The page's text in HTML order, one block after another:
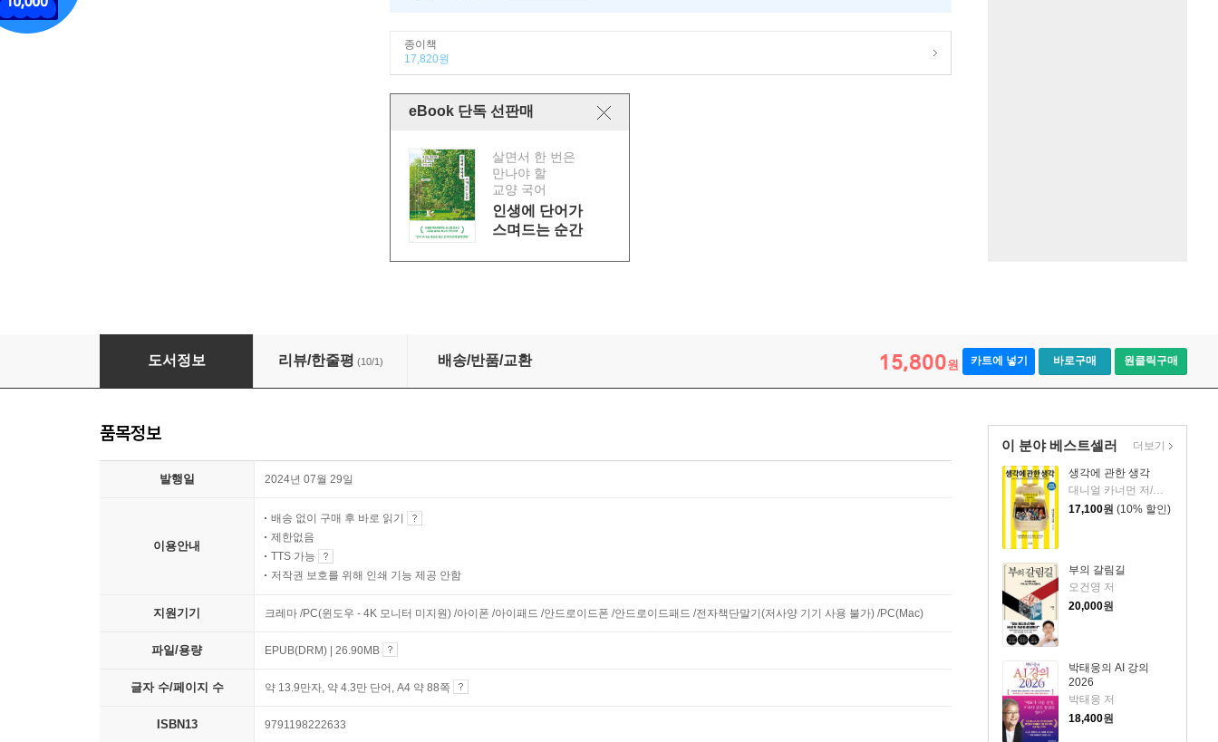
종이책
17,820원
eBook 단독 선판매
살면서 한 번은
만나야 할
교양 국어
인생에 단어가
스며드는 순간
생성형 AI 시대에 생존하라
도서정보 리뷰/한줄평 (10/1) 배송/반품/교환 15,800원 카트에 넣기 바로구매 원클릭구매
이 분야 베스트셀러
생각에 관한 생각
17,100원 (10% 할인)
부의 갈림길
오건영 저
20,000원
박태웅의 AI 강의
2026
박태웅 저
18,400원
더보기
품목정보
발행일 2024년 07월 29일
이용안내
배송 없이 구매 후 바로 읽기
제한없음
TTS 가능
저작권 보호를 위해 인쇄 기능 제공 안함
지원기기 크레마 /PC(윈도우 - 4K 모니터 미지원) /아이폰 /아이패드 /안드로이드폰 /안드로이드패드 /전자책단말기(저사양 기기 사용 불가) /PC(Mac)
파일/용량 EPUB(DRM) | 26.90MB
글자 수/페이지 수 약 13.9만자, 약 4.3만 단어, A4 약 88쪽
ISBN13 9791198222633